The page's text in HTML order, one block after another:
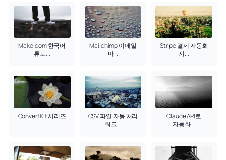
Make.com 한국어
튜토...
Mailchimp 이메일
마...
Stripe 결제 자동화
시...
ConvertKit 시리즈
...
CSV 파일 자동 처리
워크...
Claude API로
자동화...